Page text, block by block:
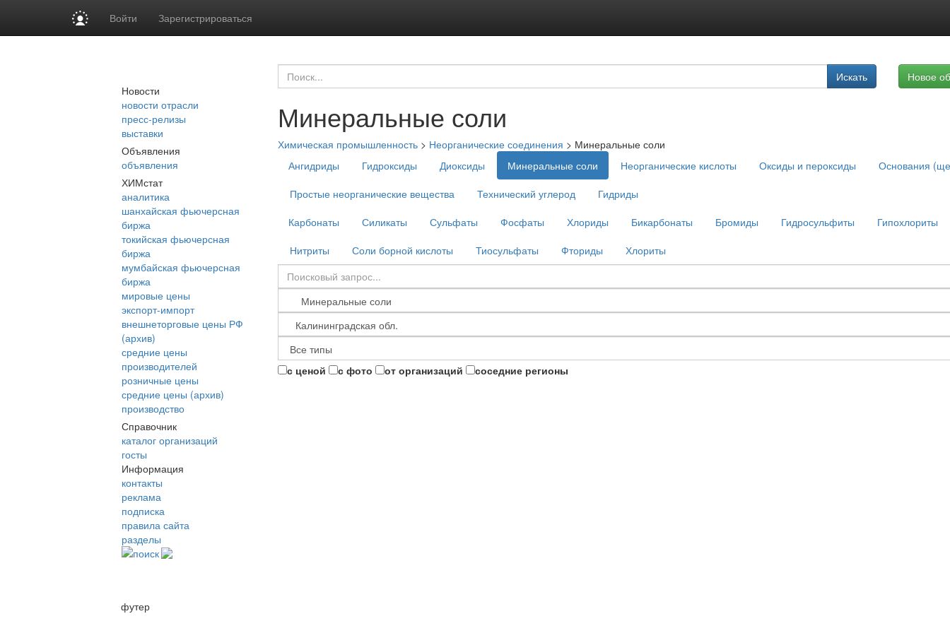
Войти Зарегистрироваться
Новости
новости отрасли
пресс-релизы
выставки
Объявления
объявления
ХИМстат
аналитика
шанхайская фьючерсная
биржа
токийская фьючерсная
биржа
мумбайская фьючерсная
биржа
мировые цены
экспорт-импорт
внешнеторговые цены РФ
(архив)
средние цены
производителей
розничные цены
средние цены (архив)
производство
Справочник
каталог организаций
госты
Информация
контакты
реклама
подписка
правила сайта
разделы
поиск
Искать Новое
Минеральные соли
Химическая промышленность > Неорганические соединения > Минеральные соли
Ангидриды
Гидроксиды Диоксиды Минеральные соли Неорганические кислоты Оксиды и пероксиды
Основания
Простые неорганические вещества
Технический углерод
Гидриды
Карбонаты
Силикаты Сульфаты Фосфаты Хлориды Бикарбонаты Бромиды Гидросульфиты
Гипохлориты
Нитриты
Соли борной кислоты Тиосульфаты Фториды Хлориты
с ценой с фото от организаций соседние регионы
футер